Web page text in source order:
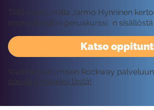
Katso
Tällä oppitunnilla Jarmo Hynninen
improvisaation peruskurssi n
Vaatii kirjautumisen Rockway
päivää ilmaiseksi tästä!